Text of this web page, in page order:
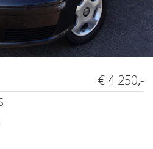
€ 4.250,-